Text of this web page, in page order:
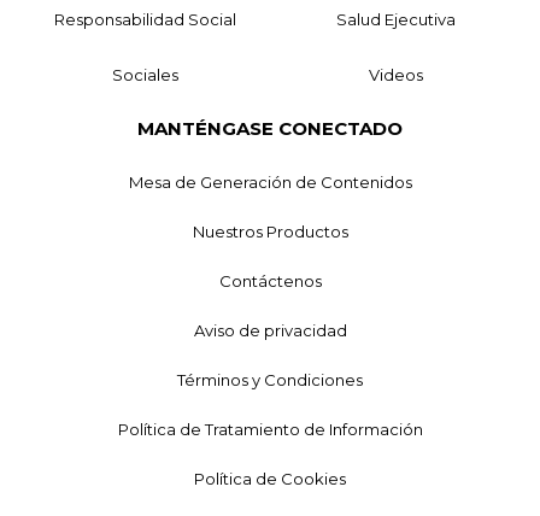
Responsabilidad Social Salud Ejecutiva
Sociales Videos
MANTÉNGASE CONECTADO
Mesa de Generación de Contenidos
Nuestros Productos
Contáctenos
Aviso de privacidad
Términos y Condiciones
Política de Tratamiento de Información
Política de Cookies